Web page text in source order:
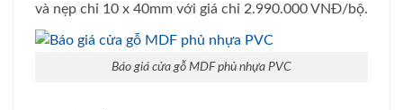
và nẹp chỉ 10 x 40mm với giá chỉ 2.990.000 VNĐ/bộ.
Báo giá cửa gỗ MDF phủ nhựa PVC